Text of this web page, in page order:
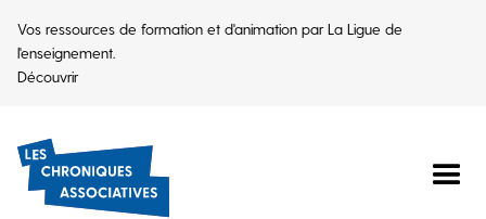
Vos ressources de formation et d'animation par La Ligue de
l'enseignement.
Découvrir